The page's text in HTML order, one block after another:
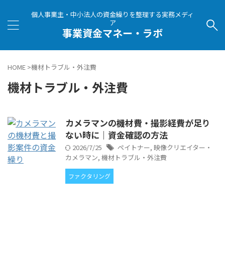
個人事業主・中小法人の資金繰りを整理する実務メディ
ア
事業資金マネー・ラボ
HOME >機材トラブル・外注費
機材トラブル・外注費
カメラマンの機材費・撮影経費が足り
ない時に｜資金確認の方法
2026/7/25 ペイトナー, 映像クリエイター・
カメラマン, 機材トラブル・外注費
ファクタリング